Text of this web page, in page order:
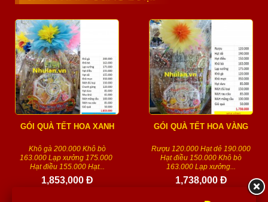
GÓI QUÀ TẾT HOA XANH
Khô gà 200.000 Khô bò
163.000 Lạp xưởng 175.000
Hạt điều 155.000 Hạt...
1,853,000 Đ
GÓI QUÀ TẾT HOA VÀNG
Rượu 120.000 Hạt dẻ 190.000
Hạt điều 150.000 Khô bò
163.000 Lạp xưởng...
1,738,000 Đ